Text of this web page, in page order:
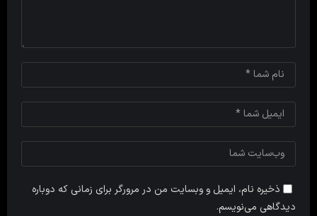
ذخیره نام، ایمیل و وبسایت من در مرورگر برای زمانی که دوباره
دیدگاهی می‌نویسم.